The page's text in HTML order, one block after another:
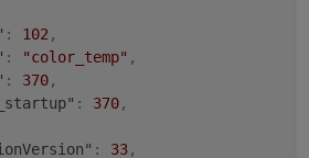
: 102 ,
: "color_temp" ,
: 370,
: 370,
: 33,